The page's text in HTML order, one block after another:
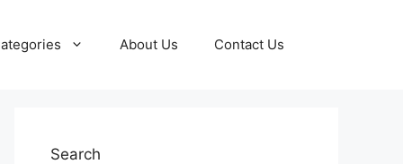
About Us Contact Us
Search